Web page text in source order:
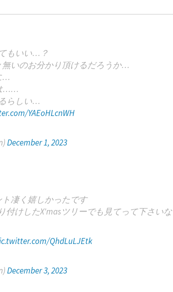
もいい…？
いのお分かり頂けるだろうか…
…
……
らしい…
YAEoHLcnWH
December 1, 2023
凄く嬉しかったです
けしたX'masツリーでも見てって下さいな
QhdLuLJEtk
December 3, 2023